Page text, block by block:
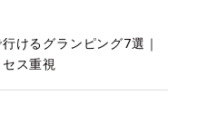
けるグランピング7選｜
ス重視